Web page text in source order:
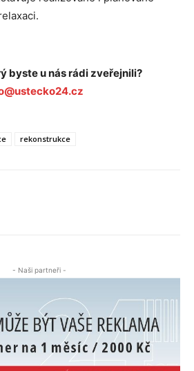
byste u nás rádi zveřejnili?
rekonstrukce
- Naši partneři -